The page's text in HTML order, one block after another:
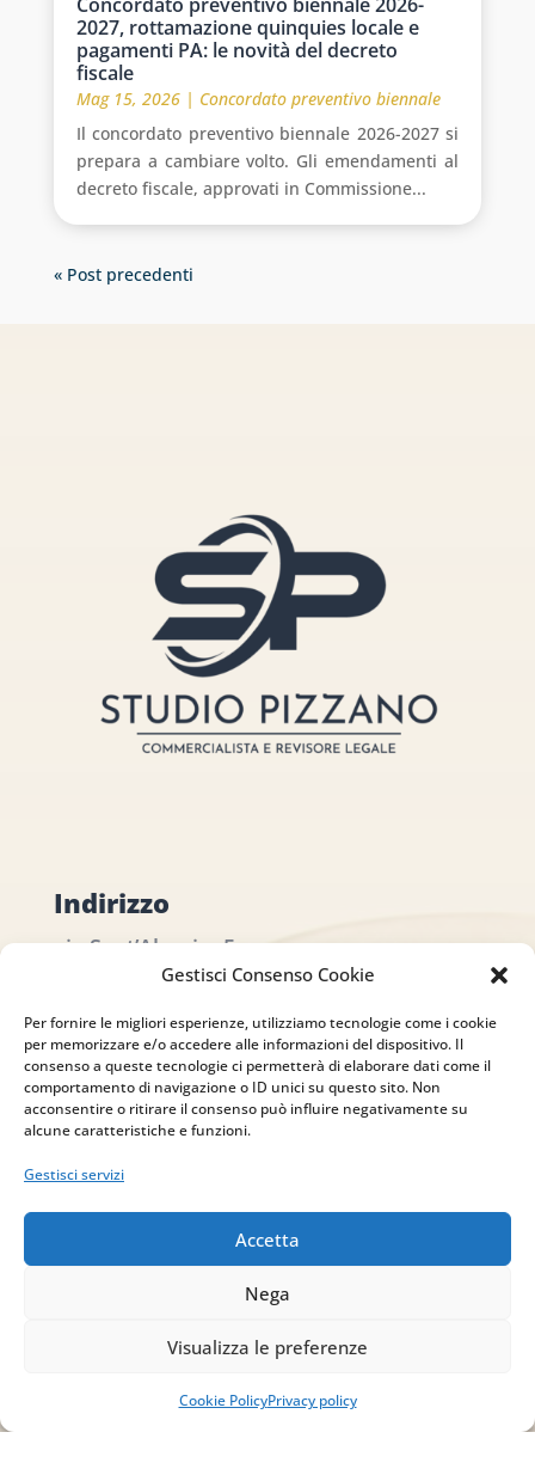
Gestisci Consenso Cookie
Per fornire le migliori esperienze, utilizziamo tecnologie come i cookie
per memorizzare e/o accedere alle informazioni del dispositivo. Il
consenso a queste tecnologie ci permetterà di elaborare dati come il
comportamento di navigazione o ID unici su questo sito. Non
acconsentire o ritirare il consenso può influire negativamente su
alcune caratteristiche e funzioni.
Gestisci servizi
Accetta
Nega
Visualizza le preferenze
Cookie PolicyPrivacy policy
2027, rottamazione quinquies locale e
pagamenti PA: le novità del decreto
fiscale
Mag 15, 2026| Concordato preventivo biennale
Il concordato preventivo biennale 2026-2027 si
prepara a cambiare volto. Gli emendamenti al
decreto fiscale, approvati in Commissione...
« Post precedenti
Indirizzo
via Sant’Alessio, 5
83030 Venticano (AV)
Email
info@studiopizzano.it
ISCRIVITI ALLA
NEWSLETTER
Per restare sempre aggiornato su tutte le
iscriviti alla nostra newsletter.